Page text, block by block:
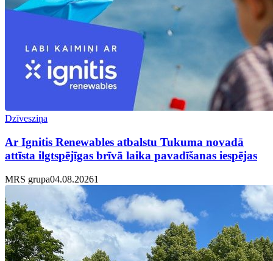
Dzīvesziņa
Ar Ignitis Renewables atbalstu Tukuma novadā
attīsta ilgtspējīgas brīvā laika pavadīšanas iespējas
MRS grupa04.08.20261